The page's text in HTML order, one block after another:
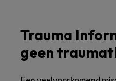
Trauma
geen